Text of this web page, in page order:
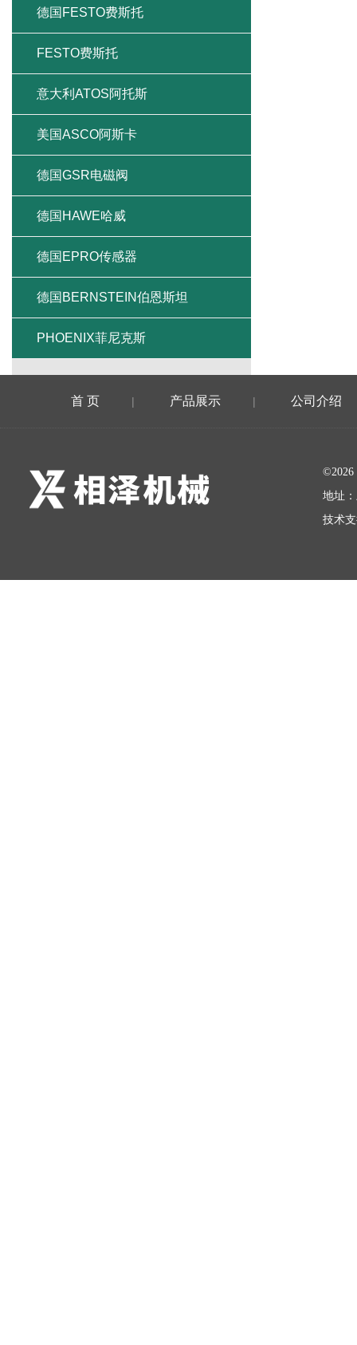
德国FESTO费斯托
FESTO费斯托
意大利ATOS阿托斯
美国ASCO阿斯卡
德国GSR电磁阀
德国HAWE哈威
德国EPRO传感器
德国BERNSTEIN伯恩斯坦
PHOENIX菲尼克斯
首 页 | 产品展示 | 公司介绍
地址
技术